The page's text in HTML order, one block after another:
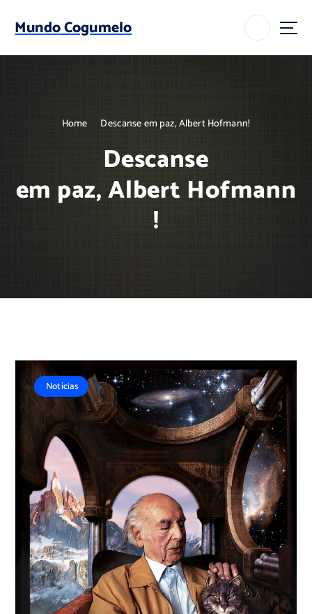
p
Mundo Cogumelo
Home Descanse em paz, Albert Hofmann!
Descanse
em paz, Albert Hofmann
!
Notícias